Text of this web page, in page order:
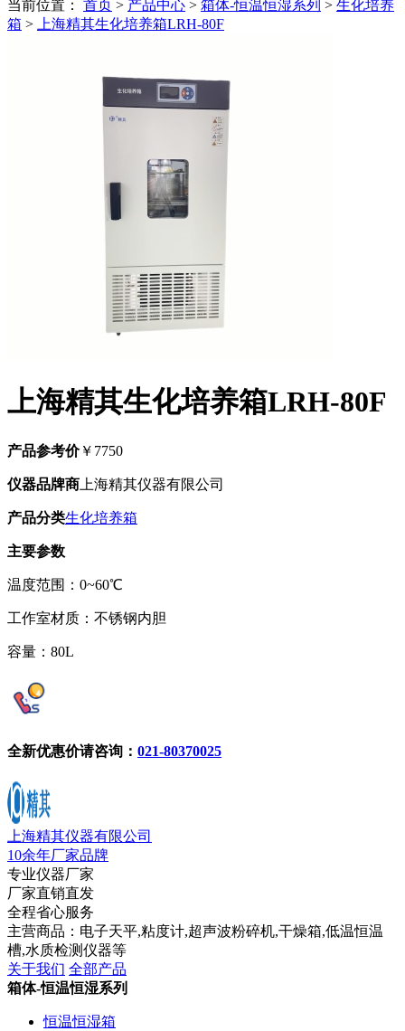
当前位置： 首页 > 产品中心 > 箱体-恒温恒湿系列 > 生化培养
箱 > 上海精其生化培养箱LRH-80F
上海精其生化培养箱LRH-80F
产品参考价￥7750
仪器品牌商 上海精其仪器有限公司
产品分类生化培养箱
主要参数
温度范围：0~60℃
工作室材质：不锈钢内胆
容量：80L
全新优惠价请咨询： 021-80370025
上海精其仪器有限公司
10余年厂家品牌
专业仪器厂家
厂家直销直发
全程省心服务
主营商品：电子天平,粘度计,超声波粉碎机,干燥箱,低温恒温
槽,水质检测仪器等
关于我们 全部产品
箱体-恒温恒湿系列
恒温恒湿箱